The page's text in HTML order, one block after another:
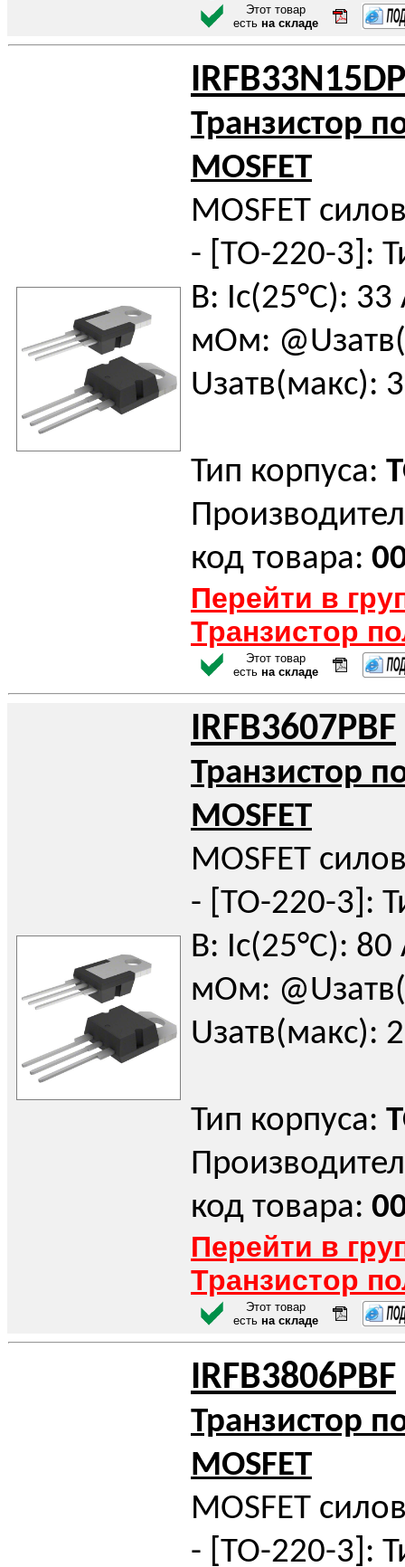
Этот товар
есть на складе
Транзистор
MOSFET
MOSFET
- [TO-220-3]:
В: Iс(25°C):
мОм:
Uзатв(макс):
Тип корпуса:
код товара:
Перейти в
Транзистор
Этот товар
есть на складе
IRFB3607PBF
Транзистор
MOSFET
MOSFET
- [TO-220-3]:
В: Iс(25°C):
мОм:
Uзатв(макс):
Тип корпуса:
код товара:
Перейти в
Транзистор
Этот товар
есть на складе
IRFB3806PBF
Транзистор
MOSFET
MOSFET
- [TO-220-3]: